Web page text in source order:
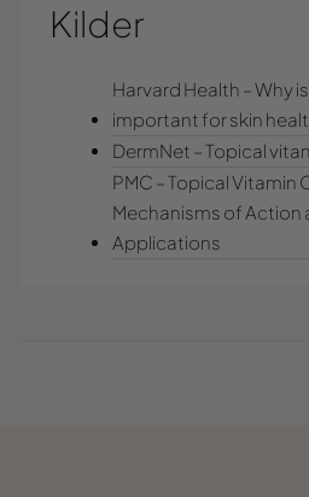
Kilder
Harvard Health – Why
important for skin
DermNet – Topical
PMC – Topical Vitamin
Mechanisms of Action
Applications